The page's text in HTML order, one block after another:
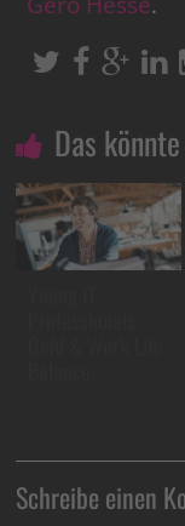
Das
Schreibe einen